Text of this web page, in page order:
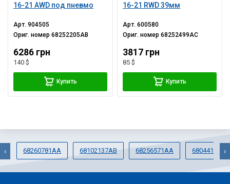
16-21 AWD под пневмо
Арт.904505
Ориг. номер68252205AB
6286 грн
140 $
Купить
16-21 RWD 39мм
Арт.600580
Ориг. номер68252499AC
3817 грн
85 $
Купить
68260781AA 68102137AB 68256571AA 68044103AC
‹ ›